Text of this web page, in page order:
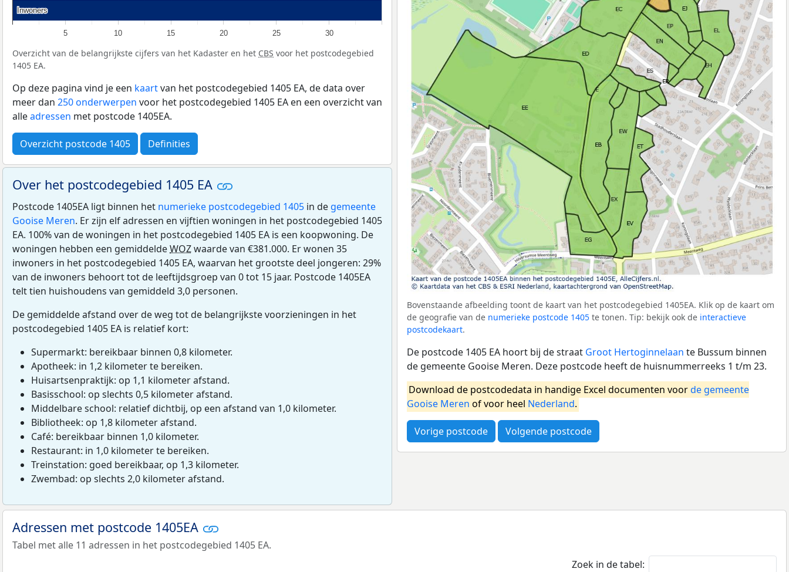
5 10 15 20 25 30
Inwoners
Inwoners
Overzicht van de belangrijkste cijfers van het Kadaster en het CBS voor het postcodegebied
1405 EA.
Op deze pagina vind je een kaartvan het postcodegebied 1405 EA, de data over
meer dan 250 onderwerpen voor het postcodegebied 1405 EA en een overzicht van
alleadressen met postcode 1405EA.
Overzicht postcode 1405 Definities
Over het postcodegebied 1405 EA
Postcode 1405EA ligt binnen het numerieke postcodegebied 1405 in de gemeente
Gooise Meren. Er zijn elf adressen en vijftien woningen in het postcodegebied 1405
EA. 100% van de woningen in het postcodegebied 1405 EA is een koopwoning. De
woningen hebben een gemiddeldeWOZwaarde van €381.000. Er wonen 35
inwoners in het postcodegebied 1405 EA, waarvan het grootste deel jongeren: 29%
van de inwoners behoort tot de leeftijdsgroep van 0 tot 15 jaar. Postcode 1405EA
telt tien huishoudens van gemiddeld 3,0 personen.
De gemiddelde afstand over de weg tot de belangrijkste voorzieningen in het
postcodegebied 1405 EA is relatief kort:
Supermarkt: bereikbaar binnen 0,8 kilometer.
Apotheek: in 1,2 kilometer te bereiken.
Huisartsenpraktijk: op 1,1 kilometer afstand.
Basisschool: op slechts 0,5 kilometer afstand.
Middelbare school: relatief dichtbij, op een afstand van 1,0 kilometer.
Bibliotheek: op 1,8 kilometer afstand.
Café: bereikbaar binnen 1,0 kilometer.
Restaurant: in 1,0 kilometer te bereiken.
Treinstation: goed bereikbaar, op 1,3 kilometer.
Zwembad: op slechts 2,0 kilometer afstand.
Bovenstaande afbeelding toont de kaart van het postcodegebied 1405EA. Klik op de kaart om
de geografie van de numerieke postcode 1405 te tonen. Tip: bekijk ook de interactieve
postcodekaart.
De postcode 1405 EA hoort bij de straat Groot Hertoginnelaan te Bussum binnen
de gemeente Gooise Meren. Deze postcode heeft de huisnummerreeks 1 t/m 23.
Download de postcodedata in handige Excel documenten voorde gemeente
Gooise Meren of voor heel Nederland.
Vorige postcode Volgende postcode
Adressen met postcode 1405EA
Tabel met alle 11 adressen in het postcodegebied 1405 EA.
Zoek in de tabel: